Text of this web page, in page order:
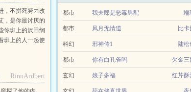
，不拼死努力改
，是你最讨厌的
班上的沢田纲
班上的人一起使
纲吉！他那副模
场的气质、温柔
RinnArdbert
都市 我夫郎是恶毒男配 端
都市 风月无情道 比卡
科幻 邪神传1 陆松
都市 你有白孔雀吗 欠金三
玄幻 娘子多福 红芹酥